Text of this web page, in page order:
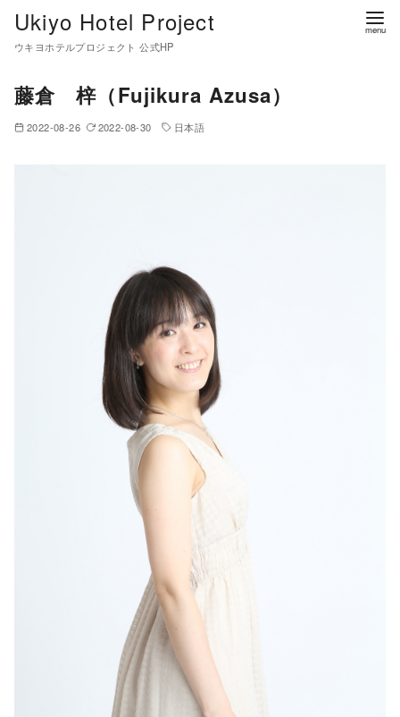
Ukiyo Hotel Project
ウキヨホテルプロジェクト 公式HP
藤倉 梓（Fujikura Azusa）
2022-08-26 2022-08-30 日本語